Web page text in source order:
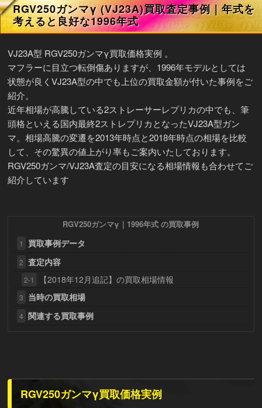
RGV250ガンマγ (VJ23A)買取査定事例｜年式を
考えると良好な1996年式
VJ23A型 RGV250ガンマγ買取価格実例 。
マフラーに目立つ転倒傷ありますが、1996年モデルとしては
状態が良くVJ23A型の中でも上位の買取金額が付いた事例をご
紹介。
近年相場が高騰している2ストレーサーレプリカの中でも、筆
頭格といえる国内最終2ストレプリカとなったVJ23A型ガン
マ。相場高騰の変遷を2013年時点と2018年時点の相場を比較
して、その驚異の値上がり率もご案内いたしております。
RGV250ガンマ/VJ23A査定の目安になる相場情報も合わせてご
紹介しています
RGV250ガンマγ｜1996年式 の買取事例
1 買取事例データ
2 査定内容
2-1 【2018年12月追記】の買取相場情報
3 当時の買取相場
4 関連する買取事例
RGV250ガンマγ買取価格実例